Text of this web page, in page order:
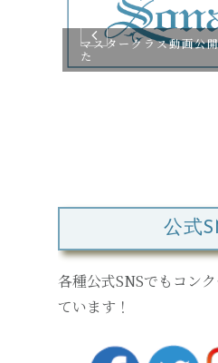
マスタークラス動画公
た
公式
各種公式SNSでもコン
ています！